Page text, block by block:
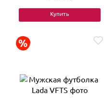
Купить